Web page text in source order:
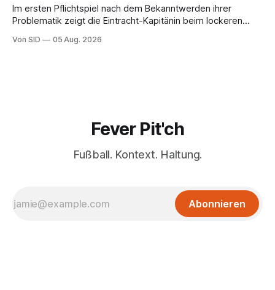
Im ersten Pflichtspiel nach dem Bekanntwerden ihrer
Problematik zeigt die Eintracht-Kapitänin beim lockeren
Von SID 05 Aug. 2026
Fever Pit'ch
Fußball. Kontext. Haltung.
Abonnieren